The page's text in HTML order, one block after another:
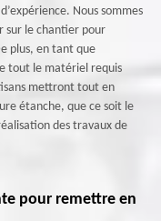
Nous sommes
sur le chantier pour
plus, en tant que
tout le matériel requis
mettront tout en
étanche, que ce soit le
des travaux de
pour remettre en